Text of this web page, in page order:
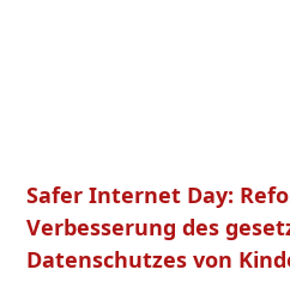
Safer Internet Day:
Verbesserung des
Datenschutzes von